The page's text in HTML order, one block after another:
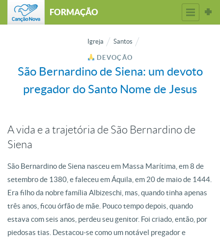
FORMAÇÃO
Igreja Santos
DEVOÇÃO
São Bernardino de Siena: um devoto
pregador do Santo Nome de Jesus
A vida e a trajetória de São Bernardino de
Siena
São Bernardino de Siena nasceu em Massa Marítima, em 8 de
setembro de 1380, e faleceu em Áquila, em 20 de maio de 1444.
Era filho da nobre família Albizeschi, mas, quando tinha apenas
três anos, ficou órfão de mãe. Pouco tempo depois, quando
estava com seis anos, perdeu seu genitor. Foi criado, então, por
piedosas tias. Destacou-se como um notável pregador e